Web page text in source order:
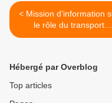
< Mission d’information sur
le rôle du transport
ferroviaire
Hébergé par Overblog
Top articles